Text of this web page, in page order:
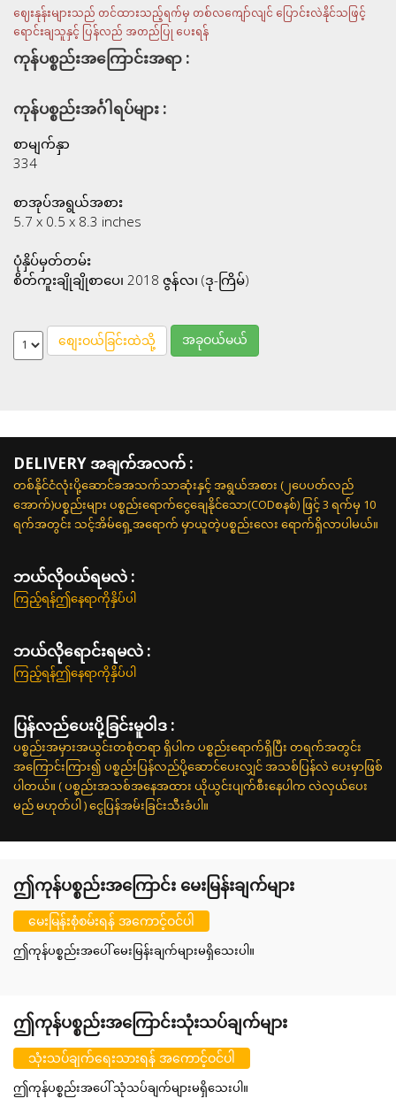
ဈေးနုန်းများသည် တင်ထားသည့်ရက်မှ တစ်လကျော်လျင် ပြောင်းလဲနိုင်သဖြင့်
ရောင်းချသူနှင့် ပြန်လည် အတည်ပြု ပေးရန်
ကုန်ပစ္စည်းအကြောင်းအရာ :
ကုန်ပစ္စည်းအင်္ဂါရပ်များ :
စာမျက်နှာ
334
စာအုပ်အရွယ်အစား
5.7 x 0.5 x 8.3 inches
ပုံနှိပ်မှတ်တမ်း
စိတ်ကူးချိုချိုစာပေ၊ 2018 ဇွန်လ၊ (ဒု-ကြိမ်)
စျေးဝယ်ခြင်းထဲသို့ အခုဝယ်မယ်
DELIVERY အချက်အလက် :
တစ်နိုင်ငံလုံးပို့ဆောင်ခအသက်သာဆုံးနှင့် အရွယ်အစား (၂ပေပတ်လည်
အောက်)ပစ္စည်းများ ပစ္စည်းရောက်ငွေချေနိုင်သော(CODစနစ်) ဖြင့် 3 ရက်မှ 10
ရက်အတွင်း သင့်အိမ်ရှေ့အရောက် မှာယူတဲ့ပစ္စည်းလေး ရောက်ရှိလာပါမယ်။
ဘယ်လို၀ယ်ရမလဲ :
ကြည့်ရန်ဤနေရာကိုနှိပ်ပါ
ဘယ်လိုရောင်းရမလဲ :
ကြည့်ရန်ဤနေရာကိုနှိပ်ပါ
ပြန်လည်ပေးပို့ခြင်းမူဝါဒ :
ပစ္စည်းအမှားအယွင်းတစုံတရာ ရှိပါက ပစ္စည်းရောက်ရှိပြီး တရက်အတွင်း
အကြောင်းကြား၍ ပစ္စည်းပြန်လည်ပို့ဆောင်ပေးလျှင် အသစ်ပြန်လဲ ပေးမှာဖြစ်
ပါတယ်။ ( ပစ္စည်းအသစ်အနေအထား ယိုယွင်းပျက်စီးနေပါက လဲလှယ်ပေး
မည် မဟုတ်ပါ ) ငွေပြန်အမ်းခြင်းသီးခံပါ။
ဤကုန်ပစ္စည်းအကြောင်း မေးမြန်းချက်များ
မေးမြန်းစုံစမ်းရန် အကောင့်ဝင်ပါ
ဤကုန်ပစ္စည်းအပေါ် မေးမြန်းချက်များမရှိသေးပါ။
ဤကုန်ပစ္စည်းအကြောင်းသုံးသပ်ချက်များ
သုံးသပ်ချက်ရေးသားရန် အကောင့်ဝင်ပါ
ဤကုန်ပစ္စည်းအပေါ် သုံသပ်ချက်များမရှိသေးပါ။